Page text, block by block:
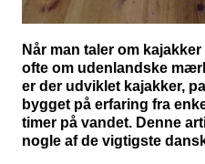
Når man taler om
ofte om udenlandske
er der udviklet kajakker,
bygget på erfaring fra
timer på vandet. Denne
nogle af de vigtigste